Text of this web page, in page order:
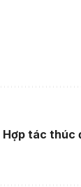
Hợp tác thúc